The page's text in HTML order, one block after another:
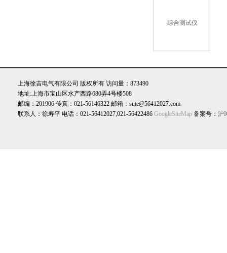
上海徐吉电气有限公司 版权所有 访问量：873490
地址:上海市宝山区水产西路680弄4号楼508
邮编：201906 传真：021-56146322 邮箱：sute@56412027.com
联系人：徐寿平 电话：021-56412027,021-56422486 GoogleSiteMap 备案号： 沪